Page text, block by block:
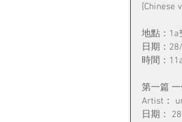
[Chinese
地點：1a
日期：
時間：
第一篇
Artist：
日期：